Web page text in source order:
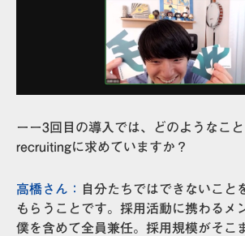
ーー3回目の導入では、どのようなこ
recruitingに求めていますか？
高橋さん：
自分たちではできないこと
もらうことです。採用活動に携わるメ
僕を含めて全員兼任。採用規模がそこ